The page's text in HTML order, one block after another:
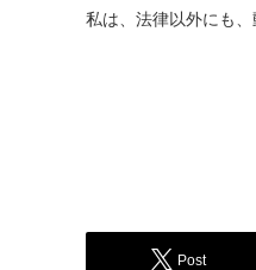
私は、法律以外にも
Post